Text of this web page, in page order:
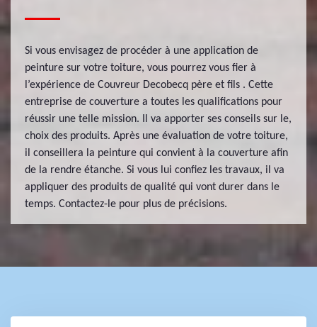
Si vous envisagez de procéder à une application de
peinture sur votre toiture, vous pourrez vous fier à
l’expérience de Couvreur Decobecq père et fils . Cette
entreprise de couverture a toutes les qualifications pour
réussir une telle mission. Il va apporter ses conseils sur le,
choix des produits. Après une évaluation de votre toiture,
il conseillera la peinture qui convient à la couverture afin
de la rendre étanche. Si vous lui confiez les travaux, il va
appliquer des produits de qualité qui vont durer dans le
temps. Contactez-le pour plus de précisions.